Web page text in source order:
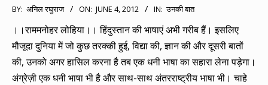
2012-
04
BY: अनिल रघुराज ON: JUNE 4, 2012 IN: उनकी बात
।।राममनोहर लोहिया।। हिंदुस्तान की भाषाएं अभी गरीब हैं। इसलिए
मौजूदा दुनिया में जो कुछ तरक्की हुई, विद्या की, ज्ञान की और दूसरी बातों
की, उनको अगर हासिल करना है तब एक धनी भाषा का सहारा लेना पड़ेगा।
अंग्रेज़ी एक धनी भाषा भी है और साथ-साथ अंतरराष्ट्रीय भाषा भी। चाहे